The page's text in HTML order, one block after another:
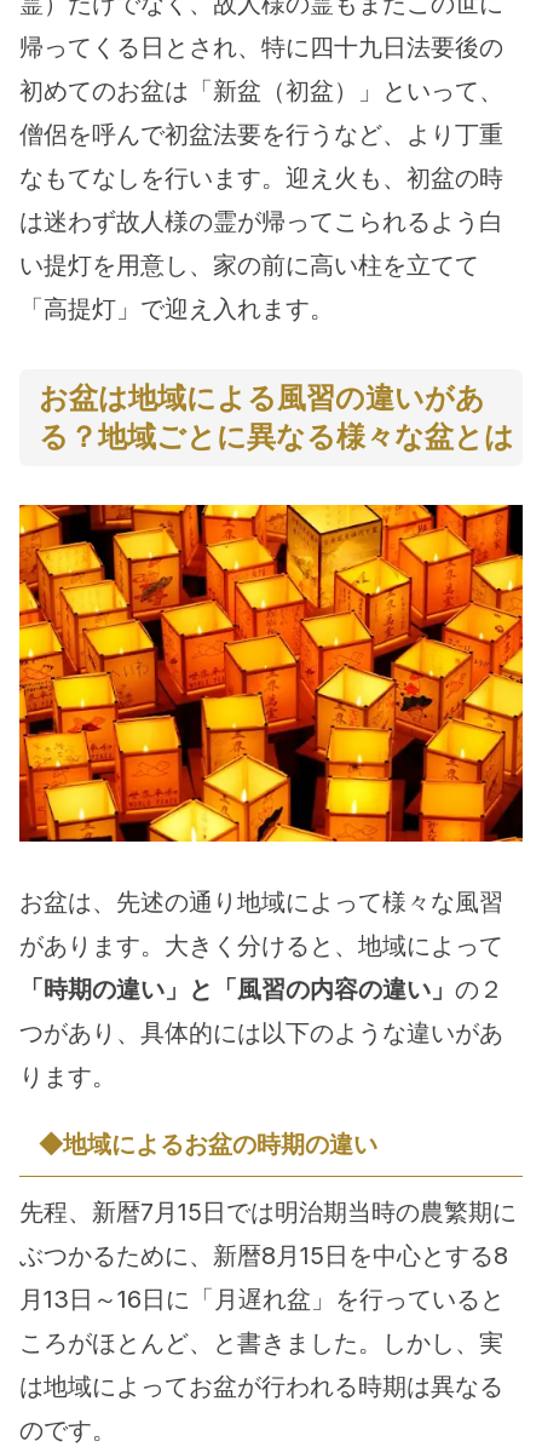
帰ってくる日とされ、特に四十九日法要後の
初めてのお盆は「新盆（初盆）」といって、
僧侶を呼んで初盆法要を行うなど、より丁重
なもてなしを行います。迎え火も、初盆の時
は迷わず故人様の霊が帰ってこられるよう白
い提灯を用意し、家の前に高い柱を立てて
「高提灯」で迎え入れます。
お盆は地域による風習の違いがあ
る？地域ごとに異なる様々な盆とは
お盆は、先述の通り地域によって様々な風習
があります。大きく分けると、地域によって
「時期の違い」と「風習の内容の違い」 の２
つがあり、具体的には以下のような違いがあ
ります。
◆地域によるお盆の時期の違い
先程、新暦7月15日では明治期当時の農繁期に
ぶつかるために、新暦8月15日を中心とする8
月13日～16日に「月遅れ盆」を行っていると
ころがほとんど、と書きました。しかし、実
は地域によってお盆が行われる時期は異なる
のです。